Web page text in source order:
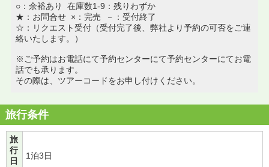
○：余裕あり 在庫数1-9：残りわずか
★：お問合せ ×：完売 －：受付終了
☆：リクエスト受付（受付完了後、弊社より予約の可否をご連
絡いたします。）
※ご予約はお電話にて予約センターにて予約センターにてお電
話でも承ります。
その際は、ツアーコードをお申し付けください。
旅行条件
旅
行
日
1泊3日